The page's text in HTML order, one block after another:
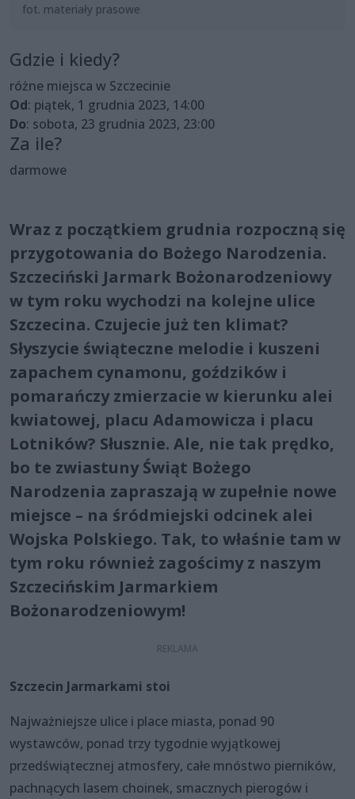
fot. materiały prasowe
Gdzie i kiedy?
różne miejsca w Szczecinie
Od: piątek, 1 grudnia 2023, 14:00
Do: sobota, 23 grudnia 2023, 23:00
Za ile?
darmowe
Wraz z początkiem grudnia rozpoczną się
przygotowania do Bożego Narodzenia.
Szczeciński Jarmark Bożonarodzeniowy
w tym roku wychodzi na kolejne ulice
Szczecina. Czujecie już ten klimat?
Słyszycie świąteczne melodie i kuszeni
zapachem cynamonu, goździków i
pomarańczy zmierzacie w kierunku alei
kwiatowej, placu Adamowicza i placu
Lotników? Słusznie. Ale, nie tak prędko,
bo te zwiastuny Świąt Bożego
Narodzenia zapraszają w zupełnie nowe
miejsce – na śródmiejski odcinek alei
Wojska Polskiego. Tak, to właśnie tam w
tym roku również zagościmy z naszym
Szczecińskim Jarmarkiem
Bożonarodzeniowym!
Szczecin Jarmarkami stoi
Najważniejsze ulice i place miasta, ponad 90
wystawców, ponad trzy tygodnie wyjątkowej
przedświątecznej atmosfery, całe mnóstwo pierników,
pachnących lasem choinek, smacznych pierogów i